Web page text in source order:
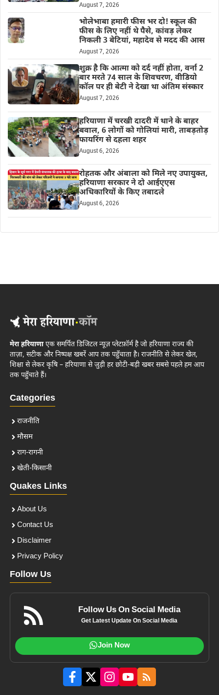
August 7, 2026
भोलेभाबा हमारी फीस भर दो! स्कूल की
फीस के लिए नहीं थे पैसे, कांवड़ लेकर
निकली 3 बेटियां, महादेव से मदद की आस
August 7, 2026
शुक्र है कि आत्मा को दर्द नहीं होता, वर्ना 2
बार मरते 74 साल के शिवचरण, वीडियो
कॉल पर ही बेटी ने देखा था अंतिम संस्कार
August 7, 2026
हरियाणा में चरखी दादरी में थाने के बाहर
बवाल, 6 लोगों को गोलियां मारी, ताबड़तोड़
फायरिंग से दहला शहर
August 6, 2026
रोहतक और अंबाला को मिले नए उपायुक्त,
हरियाणा सरकार ने दो आईएएस
अधिकारियों के किए तबादले
August 6, 2026
मेरा हरियाणाएक समर्पित डिजिटल न्यूज़ प्लेटफ़ॉर्म है जो हरियाणा राज्य की
ताज़ा, सटीक और निष्पक्ष खबरें आप तक पहुँचाता है। राजनीति से लेकर खेल,
शिक्षा से लेकर कृषि – हरियाणा से जुड़ी हर छोटी-बड़ी खबर सबसे पहले हम आप
तक पहुँचाते हैं।
Categories
राजनीति
मौसम
राग-रागनी
खेती-किसानी
Quakes Links
About Us
Contact Us
Disclaimer
Privacy Policy
Follow Us
Follow Us On Social Media
Get Latest Update On Social Media
Join Now